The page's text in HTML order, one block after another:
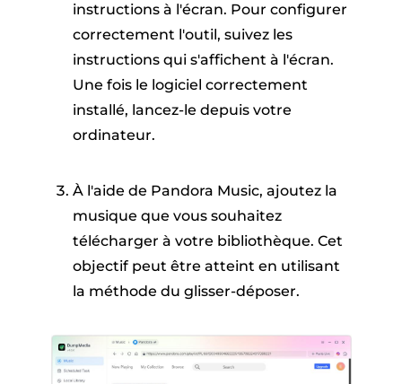
instructions à l'écran. Pour configurer
correctement l'outil, suivez les
instructions qui s'affichent à l'écran.
Une fois le logiciel correctement
installé, lancez-le depuis votre
ordinateur.
À l'aide de Pandora Music, ajoutez la
musique que vous souhaitez
télécharger à votre bibliothèque. Cet
objectif peut être atteint en utilisant
la méthode du glisser-déposer.